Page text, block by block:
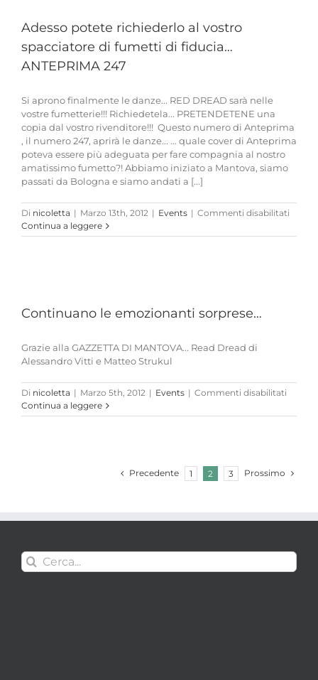
Adesso potete richiederlo al vostro
spacciatore di fumetti di fiducia…
ANTEPRIMA 247
Si aprono finalmente le danze... RED DREAD sarà nelle
vostre fumetterie!!! Richiedetela... PRETENDETENE una
copia dal vostro rivenditore!!! Questo numero di Anteprima
, il numero 247, aprirà le danze... ... quale cover di Anteprima
poteva essere più adeguata per fare compagnia al nostro
amatissimo fumetto?! Abbiamo iniziato a Mantova, siamo
passati da Bologna e siamo andati a [...]
Di nicoletta | Marzo 13th, 2012 | Events | Commenti disabilitati
potete
Continua a leggere
Continuano le emozionanti sorprese…
Grazie alla GAZZETTA DI MANTOVA... Read Dread di
Alessandro Vitti e Matteo Strukul
Di nicoletta | Marzo 5th, 2012 | Events | Commenti disabilitati
le
Continua a leggere
Precedente 1 2 3 Prossimo
Cerca
per: